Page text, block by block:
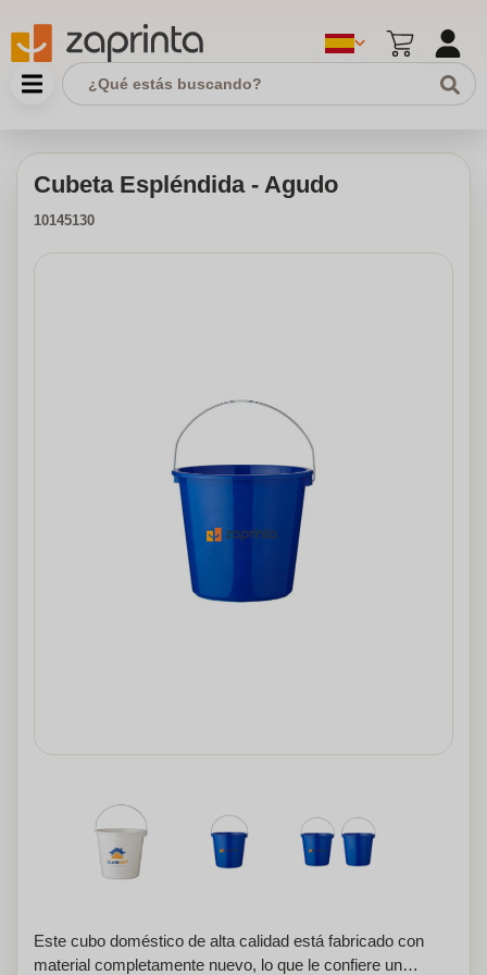
Cubeta Espléndida - Agudo
10145130
Este cubo doméstico de alta calidad está fabricado con
material completamente nuevo, lo que le confiere un